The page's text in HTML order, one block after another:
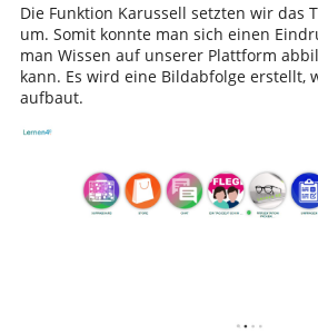
Die Funktion Karussell setzten wir das
um. Somit konnte man sich einen
man Wissen auf unserer Plattform
kann. Es wird eine Bildabfolge erstellt,
aufbaut.